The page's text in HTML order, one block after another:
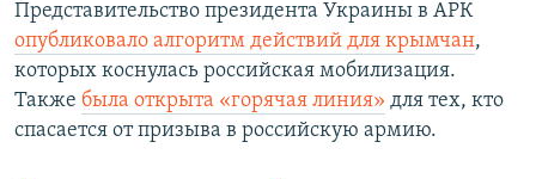
Представительство президента Украины в АРК
опубликовало алгоритм действий для крымчан,
которых коснулась российская мобилизация.
Также была открыта «горячая линия» для тех, кто
спасается от призыва в российскую армию.